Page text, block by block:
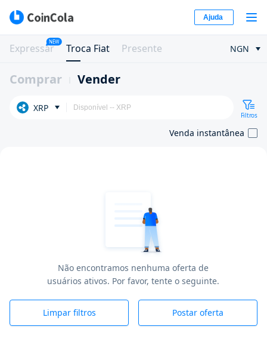
Ajuda
Expressar
NEW
Troca Fiat Presente NGN
Comprar Vender
XRP
Filtros
Venda instantânea
Não encontramos nenhuma oferta de
usuários ativos. Por favor, tente o seguinte.
Limpar filtros Postar oferta